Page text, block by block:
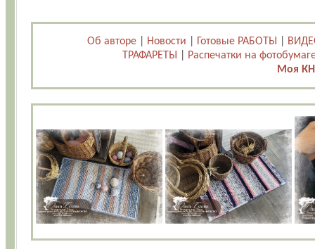
Об авторе Новости Готовые РАБОТЫ
ТРАФАРЕТЫ
Распечатки на
Моя